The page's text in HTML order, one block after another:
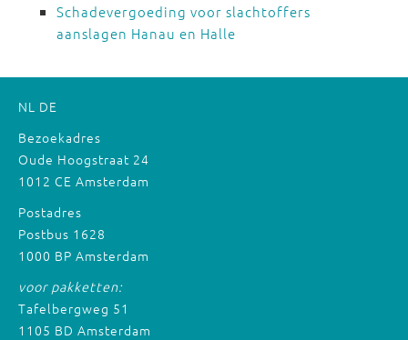
Schadevergoeding voor slachtoffers
aanslagen Hanau en Halle
NL DE
Bezoekadres
Oude Hoogstraat 24
1012 CE Amsterdam
Postadres
Postbus 1628
1000 BP Amsterdam
voor pakketten:
Tafelbergweg 51
1105 BD Amsterdam